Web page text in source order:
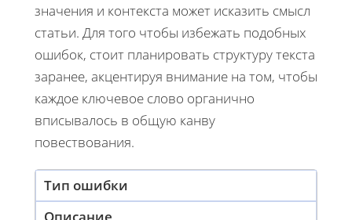
значения и контекста может исказить смысл
статьи. Для того чтобы избежать подобных
ошибок, стоит планировать структуру текста
заранее, акцентируя внимание на том, чтобы
каждое ключевое слово органично
вписывалось в общую канву
повествования.
Тип ошибки
Описание